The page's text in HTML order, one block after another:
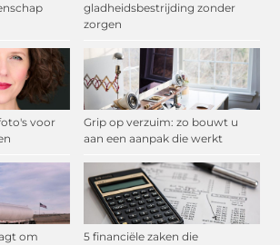
gladheidsbestrijding zonder
zorgen
voor
Grip op verzuim: zo bouwt u
aan een aanpak die werkt
om
5 financiële zaken die